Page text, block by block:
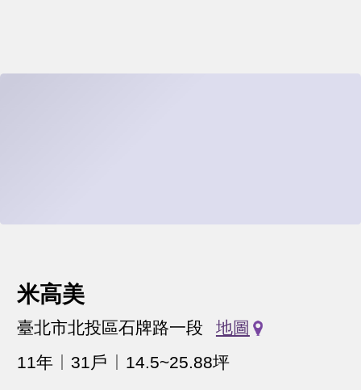
米高美
臺北市北投區石牌路一段
地圖
11年
31戶 14.5~25.88坪